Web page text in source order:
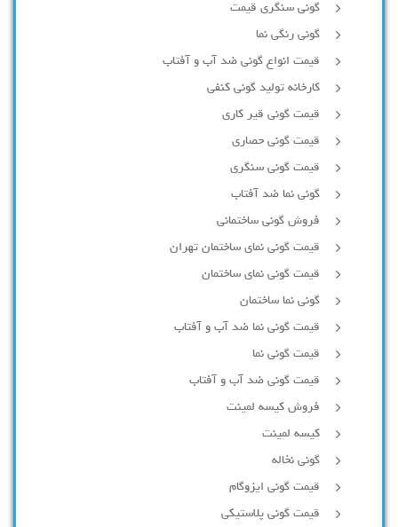
گونی سنگری قیمت
گونی رنگی نما
قیمت انواع گونی ضد آب و آفتاب
کارخانه تولید گونی کنفی
قیمت گونی قیر کاری
قیمت گونی حصاری
قیمت گونی سنگری
گونی نما ضد آفتاب
فروش گونی ساختمانی
قیمت گونی نمای ساختمان تهران
قیمت گونی نمای ساختمان
گونی نما ساختمان
قیمت گونی نما ضد آب و آفتاب
قیمت گونی نما
قیمت گونی ضد آب و آفتاب
فروش کیسه لمینت
کیسه لمینت
گونی نخاله
قیمت گونی ایزوگام
قیمت گونی پلاستیکی